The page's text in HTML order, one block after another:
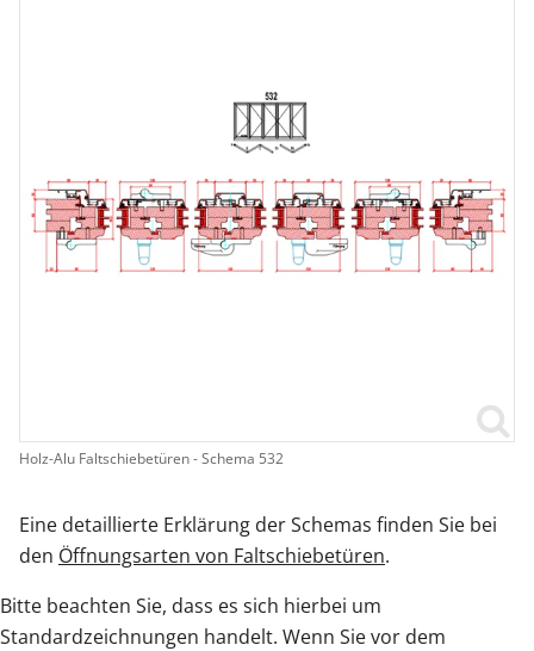
Holz-Alu Faltschiebetüren - Schema 532
Eine detaillierte Erklärung der Schemas finden Sie bei
den Öffnungsarten von Faltschiebetüren.
Bitte beachten Sie, dass es sich hierbei um
Standardzeichnungen handelt. Wenn Sie vor dem